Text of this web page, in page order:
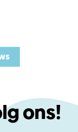
ons!